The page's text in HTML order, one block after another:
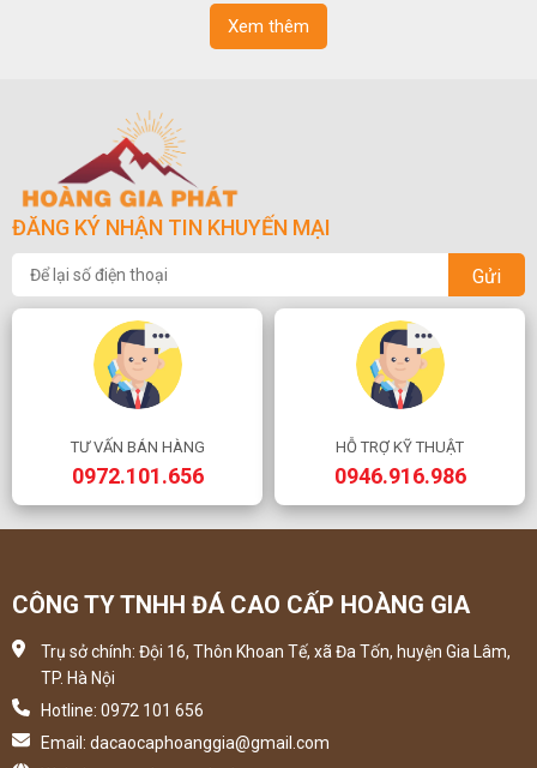
Xem thêm
ĐĂNG KÝ NHẬN TIN KHUYẾN MẠI
Gửi
TƯ VẤN BÁN HÀNG
0972.101.656
HỖ TRỢ KỸ THUẬT
0946.916.986
CÔNG TY TNHH ĐÁ CAO CẤP HOÀNG GIA
Trụ sở chính: Đội 16, Thôn Khoan Tế, xã Đa Tốn, huyện Gia Lâm,
TP. Hà Nội
Hotline: 0972 101 656
Email: dacaocaphoanggia@gmail.com